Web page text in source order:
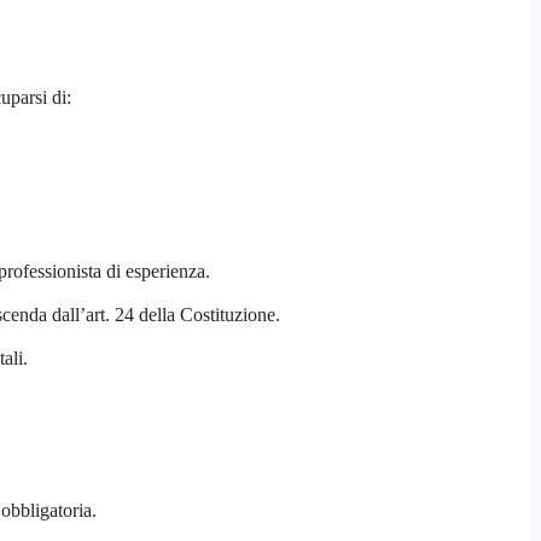
di:
di esperienza.
dall’art. 24 della Costituzione.